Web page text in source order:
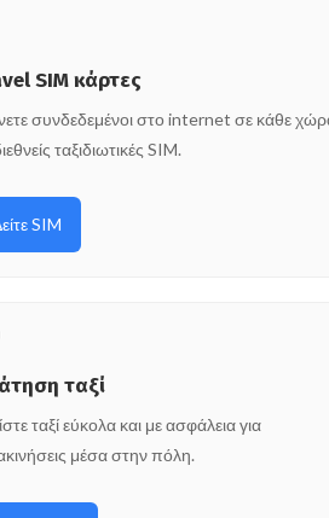
SIM κάρτες
συνδεδεμένοι στο internet σε κάθε
ταξιδιωτικές SIM.
SIM
ταξί
ταξί εύκολα και με ασφάλεια για
μέσα στην πόλη.